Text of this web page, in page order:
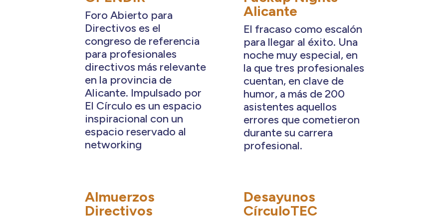
Foro Abierto para
Directivos es el
congreso de referencia
para profesionales
directivos más relevante
en la provincia de
Alicante. Impulsado por
El Círculo es un espacio
inspiracional con un
espacio reservado al
networking
Alicante
El fracaso como escalón
para llegar al éxito. Una
noche muy especial, en
la que tres profesionales
cuentan, en clave de
humor, a más de 200
asistentes aquellos
errores que cometieron
durante su carrera
profesional.
Almuerzos
Directivos
Desayunos
CírculoTEC